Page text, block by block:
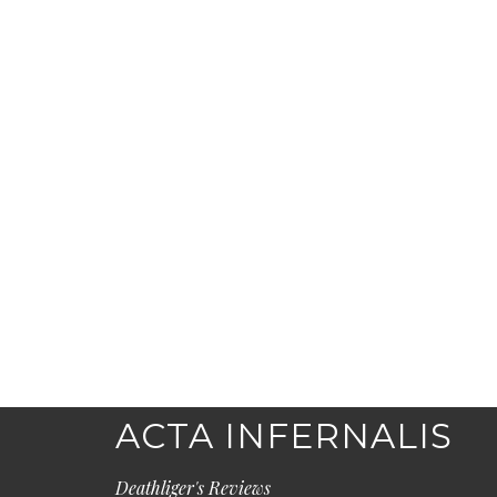
ACTA INFERNALIS
Deathliger's Reviews